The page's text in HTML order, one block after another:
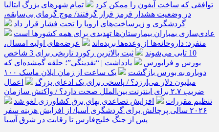
توافقی که ساخت آیفون را ممکن کرد
تمام شهرهای بزرگ ایتالیا
در وضعیت هشدار قرمز قرار گرفتند/ موج گرمای بی‌سابقه،
گردشگری و زیرساخت‌های اروپا را تحت فشار قرار داد
عادی‌سازی بمباران بیمارستان‌ها تهدیدی برای همه کشورها است
منفرد: داروخانه‌ها از وعده‌ها بریده‌اند
عرضه‌های اولیه امسال،
10 تایی می‌شوند
ثبت بالاترین رکورد تاریخی برای 3 شاخص
بورس و فرابورس
یادداشت | “نقدینگی”؛ حلقه گمشده‌ای که
دوباره به بورس بازگشت
یک ساعت از زمان ایلان ماسک ۱۰۰
میلیون دلار می‌ارزد؟ / پاسخی برای یک ادعای بزرگ
اعمال
ضریب ۲.۷ برای اینترنت بین‌الملل صحت دارد؟ / واکنش سازمان
تنظیم مقررات
افزایش تصاعدی بهای برق کشاورزی لغو شد
۲۰۲۶ سالی پرچالش برای گردشگری آسیا/ از افزایش هزینه سفر
پس از جنگ خلیج‌فارس تا رقابت در شرق آسیا